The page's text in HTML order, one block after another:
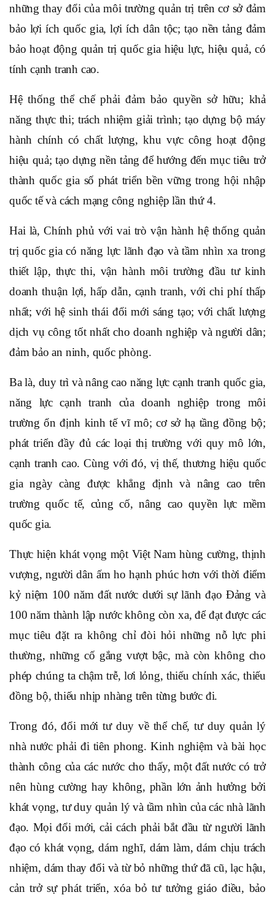
những thay đổi của môi trường quản trị trên cơ sở đảm
bảo lợi ích quốc gia, lợi ích dân tộc; tạo nền tảng đảm
bảo hoạt động quản trị quốc gia hiệu lực, hiệu quả, có
tính cạnh tranh cao.
Hệ thống thể chế phải đảm bảo quyền sở hữu; khả
năng thực thi; trách nhiệm giải trình; tạo dựng bộ máy
hành chính có chất lượng, khu vực công hoạt động
hiệu quả; tạo dựng nền tảng để hướng đến mục tiêu trở
thành quốc gia số phát triển bền vững trong hội nhập
quốc tế và cách mạng công nghiệp lần thứ 4.
Hai là, Chính phủ với vai trò vận hành hệ thống quản
trị quốc gia có năng lực lãnh đạo và tầm nhìn xa trong
thiết lập, thực thi, vận hành môi trường đầu tư kinh
doanh thuận lợi, hấp dẫn, cạnh tranh, với chi phí thấp
nhất; với hệ sinh thái đổi mới sáng tạo; với chất lượng
dịch vụ công tốt nhất cho doanh nghiệp và người dân;
đảm bảo an ninh, quốc phòng.
Ba là, duy trì và nâng cao năng lực cạnh tranh quốc gia,
năng lực cạnh tranh của doanh nghiệp trong môi
trường ổn định kinh tế vĩ mô; cơ sở hạ tầng đồng bộ;
phát triển đầy đủ các loại thị trường với quy mô lớn,
cạnh tranh cao. Cùng với đó, vị thế, thương hiệu quốc
gia ngày càng được khẳng định và nâng cao trên
trường quốc tế, củng cố, nâng cao quyền lực mềm
quốc gia.
Thực hiện khát vọng một Việt Nam hùng cường, thịnh
vượng, người dân ấm ho hạnh phúc hơn với thời điểm
kỷ niệm 100 năm đất nước dưới sự lãnh đạo Đảng và
100 năm thành lập nước không còn xa, để đạt được các
mục tiêu đặt ra không chỉ đòi hỏi những nỗ lực phi
thường, những cố gắng vượt bậc, mà còn không cho
phép chúng ta chậm trễ, lơi lỏng, thiếu chính xác, thiếu
đồng bộ, thiếu nhịp nhàng trên từng bước đi.
Trong đó, đổi mới tư duy về thể chế, tư duy quản lý
nhà nước phải đi tiên phong. Kinh nghiệm và bài học
thành công của các nước cho thấy, một đất nước có trở
nên hùng cường hay không, phần lớn ảnh hưởng bởi
khát vọng, tư duy quản lý và tầm nhìn của các nhà lãnh
đạo. Mọi đổi mới, cải cách phải bắt đầu từ người lãnh
đạo có khát vọng, dám nghĩ, dám làm, dám chịu trách
nhiệm, dám thay đổi và từ bỏ những thứ đã cũ, lạc hậu,
cản trở sự phát triển, xóa bỏ tư tưởng giáo điều, bảo